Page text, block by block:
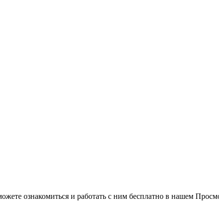
ознакомиться и работать с ним бесплатно в нашем